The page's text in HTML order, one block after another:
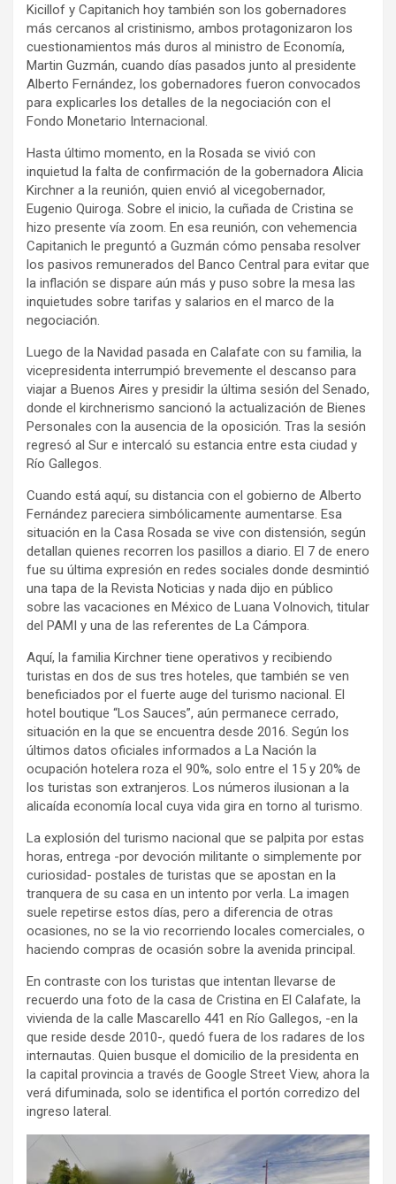
Kicillof y Capitanich hoy también son los gobernadores
más cercanos al cristinismo, ambos protagonizaron los
cuestionamientos más duros al ministro de Economía,
Martin Guzmán, cuando días pasados junto al presidente
Alberto Fernández, los gobernadores fueron convocados
para explicarles los detalles de la negociación con el
Fondo Monetario Internacional.
Hasta último momento, en la Rosada se vivió con
inquietud la falta de confirmación de la gobernadora Alicia
Kirchner a la reunión, quien envió al vicegobernador,
Eugenio Quiroga. Sobre el inicio, la cuñada de Cristina se
hizo presente vía zoom. En esa reunión, con vehemencia
Capitanich le preguntó a Guzmán cómo pensaba resolver
los pasivos remunerados del Banco Central para evitar que
la inflación se dispare aún más y puso sobre la mesa las
inquietudes sobre tarifas y salarios en el marco de la
negociación.
Luego de la Navidad pasada en Calafate con su familia, la
vicepresidenta interrumpió brevemente el descanso para
viajar a Buenos Aires y presidir la última sesión del Senado,
donde el kirchnerismo sancionó la actualización de Bienes
Personales con la ausencia de la oposición. Tras la sesión
regresó al Sur e intercaló su estancia entre esta ciudad y
Río Gallegos.
Cuando está aquí, su distancia con el gobierno de Alberto
Fernández pareciera simbólicamente aumentarse. Esa
situación en la Casa Rosada se vive con distensión, según
detallan quienes recorren los pasillos a diario. El 7 de enero
fue su última expresión en redes sociales donde desmintió
una tapa de la Revista Noticias y nada dijo en público
sobre las vacaciones en México de Luana Volnovich, titular
del PAMI y una de las referentes de La Cámpora.
Aquí, la familia Kirchner tiene operativos y recibiendo
turistas en dos de sus tres hoteles, que también se ven
beneficiados por el fuerte auge del turismo nacional. El
hotel boutique “Los Sauces”, aún permanece cerrado,
situación en la que se encuentra desde 2016. Según los
últimos datos oficiales informados a La Nación la
ocupación hotelera roza el 90%, solo entre el 15 y 20% de
los turistas son extranjeros. Los números ilusionan a la
alicaída economía local cuya vida gira en torno al turismo.
La explosión del turismo nacional que se palpita por estas
horas, entrega -por devoción militante o simplemente por
curiosidad- postales de turistas que se apostan en la
tranquera de su casa en un intento por verla. La imagen
suele repetirse estos días, pero a diferencia de otras
ocasiones, no se la vio recorriendo locales comerciales, o
haciendo compras de ocasión sobre la avenida principal.
En contraste con los turistas que intentan llevarse de
recuerdo una foto de la casa de Cristina en El Calafate, la
vivienda de la calle Mascarello 441 en Río Gallegos, -en la
que reside desde 2010-, quedó fuera de los radares de los
internautas. Quien busque el domicilio de la presidenta en
la capital provincia a través de Google Street View, ahora la
verá difuminada, solo se identifica el portón corredizo del
ingreso lateral.